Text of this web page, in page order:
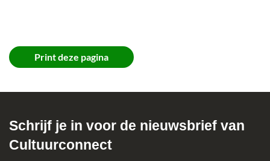
Print deze pagina
Schrijf je in voor de nieuwsbrief van
Cultuurconnect